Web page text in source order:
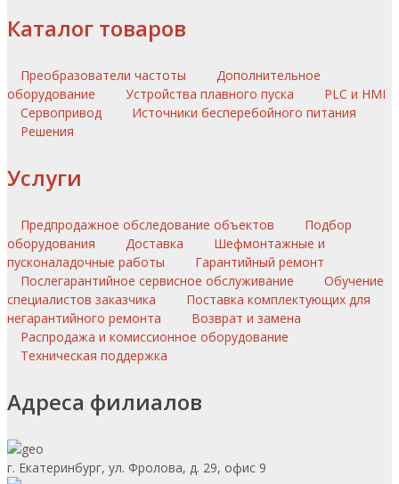
Каталог товаров
Преобразователи частоты
Дополнительное
оборудование
Устройства плавного пуска
PLC и HMI
Сервопривод
Источники бесперебойного питания
Решения
Услуги
Предпродажное обследование объектов
Подбор
оборудования
Доставка
Шефмонтажные и
пусконаладочные работы
Гарантийный ремонт
Послегарантийное сервисное обслуживание
Обучение
специалистов заказчика
Поставка комплектующих для
негарантийного ремонта
Возврат и замена
Распродажа и комиссионное оборудование
Техническая поддержка
Адреса филиалов
г. Екатеринбург, ул. Фролова, д. 29, офис 9